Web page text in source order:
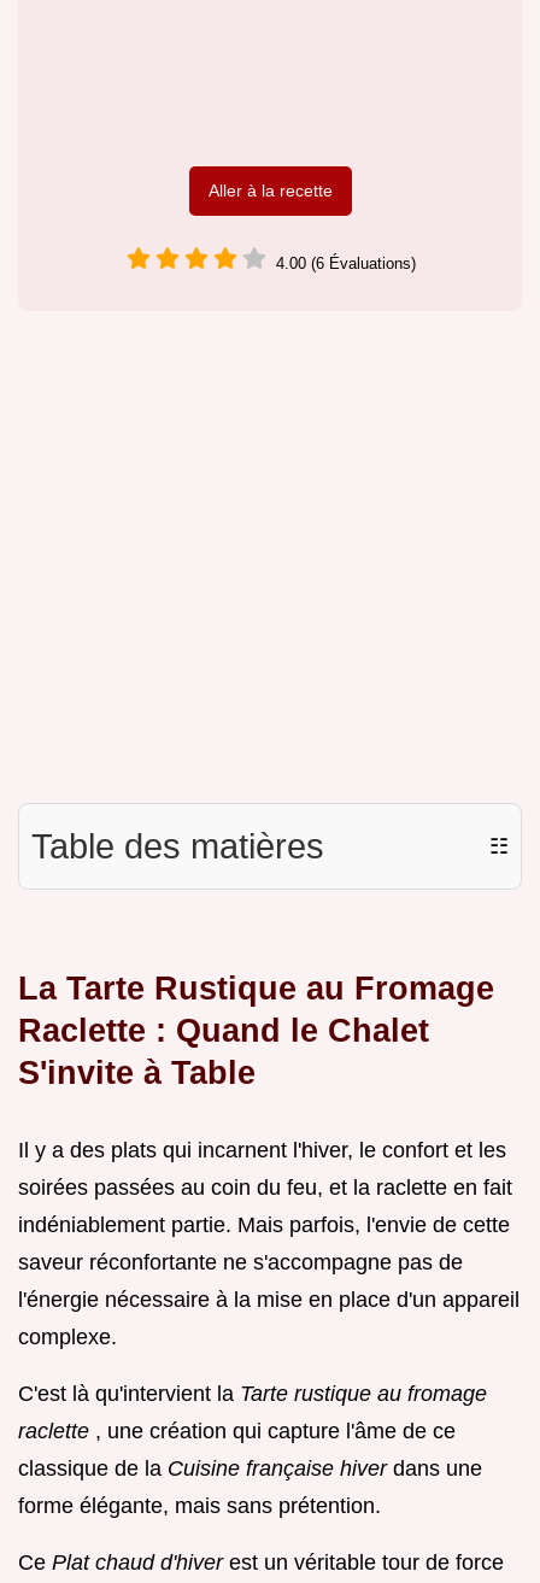
Aller à la recette
4.00 (6 Évaluations)
Table des matières ☷
La Tarte Rustique au Fromage
Raclette : Quand le Chalet
S'invite à Table
Il y a des plats qui incarnent l'hiver, le confort et les
soirées passées au coin du feu, et la raclette en fait
indéniablement partie. Mais parfois, l'envie de cette
saveur réconfortante ne s'accompagne pas de
l'énergie nécessaire à la mise en place d'un appareil
complexe.
C'est là qu'intervient la Tarte rustique au fromage
raclette , une création qui capture l'âme de ce
classique de la Cuisine française hiver dans une
forme élégante, mais sans prétention.
Ce Plat chaud d'hiver est un véritable tour de force